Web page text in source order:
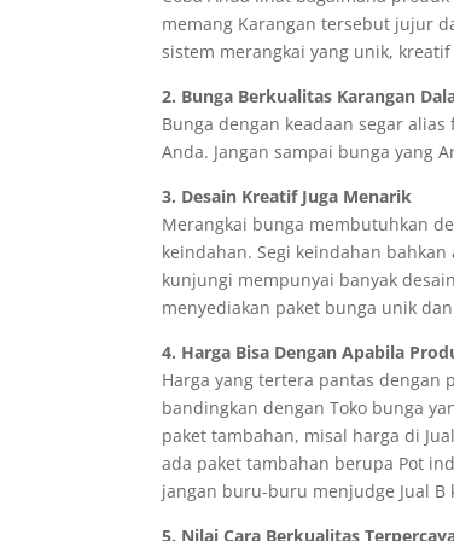
memang Karangan tersebut jujur
sistem merangkai yang unik,
2. Bunga Berkualitas Karangan
Bunga dengan keadaan segar
Anda. Jangan sampai bunga yang
3. Desain Kreatif Juga Menarik
Merangkai bunga membutuhkan
keindahan. Segi keindahan
kunjungi mempunyai banyak
menyediakan paket bunga unik
4. Harga Bisa Dengan Apabila
Harga yang tertera pantas dengan
bandingkan dengan Toko bunga
paket tambahan, misal harga di
ada paket tambahan berupa Pot
jangan buru-buru menjudge Jual
5. Nilai Cara Berkualitas